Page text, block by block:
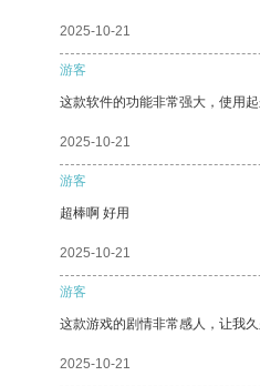
2025-10-21
游客
这款软件的功能非常强大，使用起
2025-10-21
游客
超棒啊 好用
2025-10-21
游客
这款游戏的剧情非常感人，让我久
2025-10-21